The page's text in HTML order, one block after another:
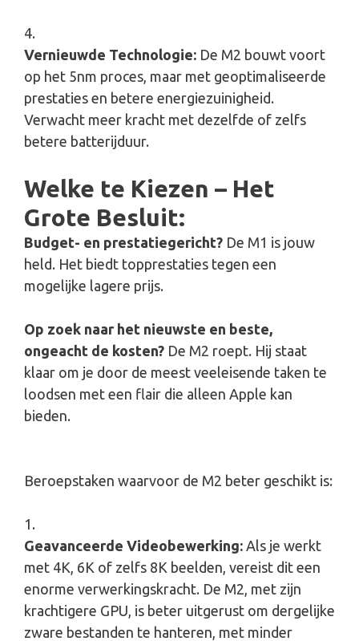
Vernieuwde Technologie: De M2 bouwt voort
op het 5nm proces, maar met geoptimaliseerde
prestaties en betere energiezuinigheid.
Verwacht meer kracht met dezelfde of zelfs
betere batterijduur.
Welke te Kiezen – Het
Grote Besluit:
Budget- en prestatiegericht? De M1 is jouw
held. Het biedt topprestaties tegen een
mogelijke lagere prijs.
Op zoek naar het nieuwste en beste,
ongeacht de kosten? De M2 roept. Hij staat
klaar om je door de meest veeleisende taken te
loodsen met een flair die alleen Apple kan
bieden.
Beroepstaken waarvoor de M2 beter geschikt is:
Geavanceerde Videobewerking: Als je werkt
met 4K, 6K of zelfs 8K beelden, vereist dit een
enorme verwerkingskracht. De M2, met zijn
krachtigere GPU, is beter uitgerust om dergelijke
zware bestanden te hanteren, met minder